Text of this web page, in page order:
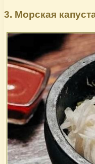
3. Морская